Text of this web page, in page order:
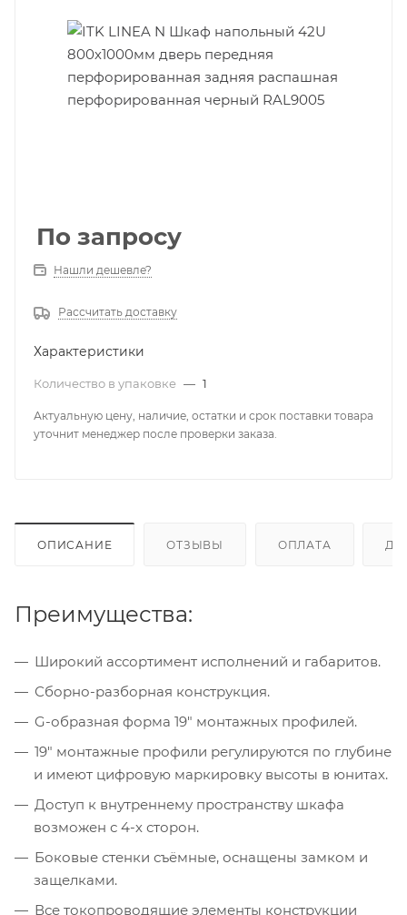
По запросу
Нашли дешевле?
Рассчитать доставку
Характеристики
Количество в упаковке — 1
Актуальную цену, наличие, остатки и срок поставки товара
уточнит менеджер после проверки заказа.
ОПИСАНИЕ ОТЗЫВЫ ОПЛАТА
Преимущества:
Широкий ассортимент исполнений и габаритов.
Сборно-разборная конструкция.
G-образная форма 19" монтажных профилей.
19" монтажные профили регулируются по глубине
и имеют цифровую маркировку высоты в юнитах.
Доступ к внутреннему пространству шкафа
возможен с 4-х сторон.
Боковые стенки съёмные, оснащены замком и
защелками.
Все токопроводящие элементы конструкции